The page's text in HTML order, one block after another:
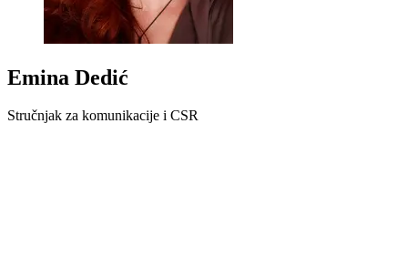
Emina Dedić
Stručnjak za komunikacije i CSR